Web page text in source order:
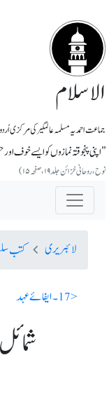
الاسلام
جماعت احمدیہ مسلمہ عالمگیر کی مرکزی
’’اپنی پنجوقتہ نمازوں کو ایسے خوف
نوح، روحانی خزائن جلد ۱۹، صفحہ ۱۵)
لائبریری کتب
< 17 ۔ ایفائے عہد